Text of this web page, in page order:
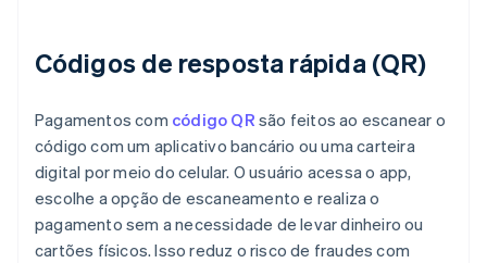
Códigos de resposta rápida (QR)
Pagamentos com código QR são feitos ao escanear o
código com um aplicativo bancário ou uma carteira
digital por meio do celular. O usuário acessa o app,
escolhe a opção de escaneamento e realiza o
pagamento sem a necessidade de levar dinheiro ou
cartões físicos. Isso reduz o risco de fraudes com